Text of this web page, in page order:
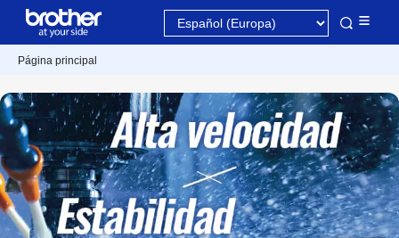
Página principal